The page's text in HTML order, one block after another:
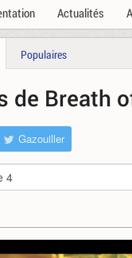
Actualités
Populaires
de Breath
Gazouiller
4